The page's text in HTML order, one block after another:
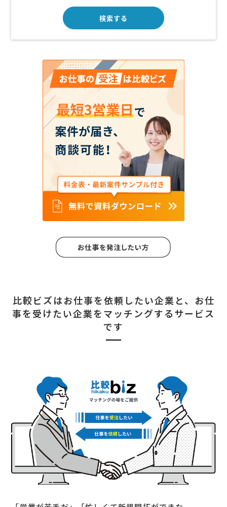
比較ビズはお仕事を依頼したい企業と、 お仕
事を受けたい企業をマッチングするサービス
です